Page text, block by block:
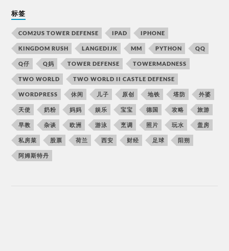
标签
COM2US TOWER DEFENSE IPAD IPHONE
KINGDOM RUSH LANGEDIJK MM PYTHON QQ
Q仔 Q妈 TOWER DEFENSE TOWERMADNESS
TWO WORLD TWO WORLD II CASTLE DEFENSE
WORDPRESS 休闲 儿子 原创 地铁 塔防 外婆
天使 奶粉 妈妈 娱乐 宝宝 德国 攻略 旅游
早教 杂谈 欧洲 游泳 烹调 照片 玩水 盖房
私房菜 股票 荷兰 西安 财经 足球 阳朔
阿姆斯特丹